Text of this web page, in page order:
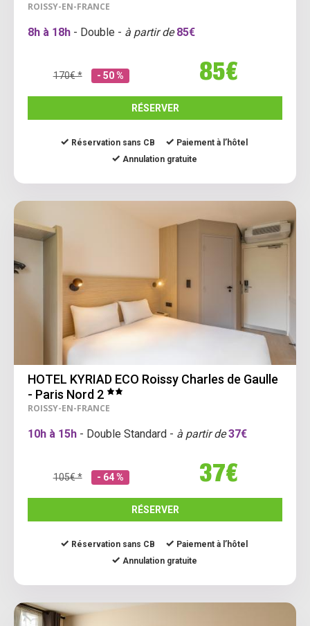
ROISSY-EN-FRANCE
8h à 18h - Double - à partir de 85€
170€ * - 50 % 85€
RÉSERVER
Réservation sans CB
Paiement à l’hôtel
Annulation gratuite
HOTEL KYRIAD ECO Roissy Charles de Gaulle
- Paris Nord 2
ROISSY-EN-FRANCE
10h à 15h - Double Standard - à partir de 37€
105€ * - 64 % 37€
RÉSERVER
Réservation sans CB
Paiement à l’hôtel
Annulation gratuite